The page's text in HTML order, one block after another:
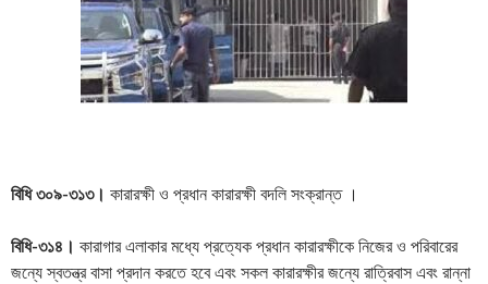
বিধি ৩০৯-৩১৩। কারারক্ষী ও প্রধান কারারক্ষী বদলি সংক্রান্ত ।
বিধি-৩১৪। কারাগার এলাকার মধ্যে প্রত্যেক প্রধান কারারক্ষীকে নিজের ও পরিবারের
জন্যে স্বতন্ত্র বাসা প্রদান করতে হবে এবং সকল কারারক্ষীর জন্যে রাত্রিবাস এবং রান্না